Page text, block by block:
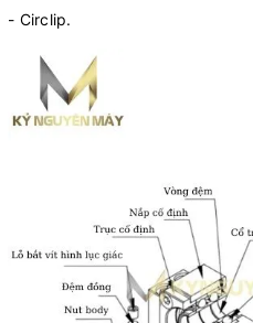
- Circlip.